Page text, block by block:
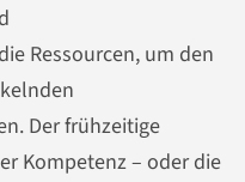
Ressourcen, um den
Der frühzeitige
Kompetenz – oder die